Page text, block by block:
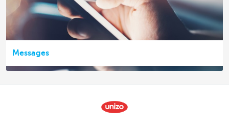
Messages